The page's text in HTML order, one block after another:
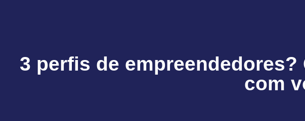
3 perfis de
com